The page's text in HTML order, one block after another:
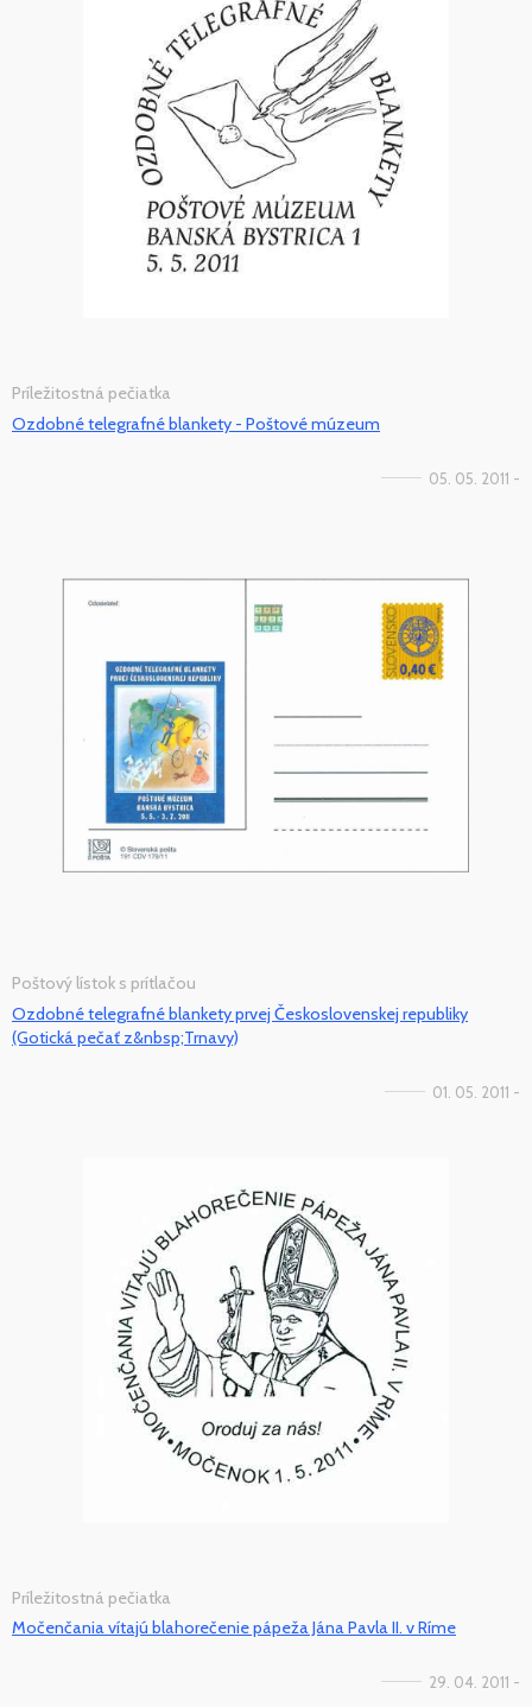
Príležitostná pečiatka
Ozdobné telegrafné blankety - Poštové múzeum
05. 05. 2011 -
Poštový lístok s prítlačou
Ozdobné telegrafné blankety prvej Československej republiky
(Gotická pečať z&nbsp;Trnavy)
01. 05. 2011 -
Príležitostná pečiatka
Močenčania vítajú blahorečenie pápeža Jána Pavla II. v Ríme
29. 04. 2011 -